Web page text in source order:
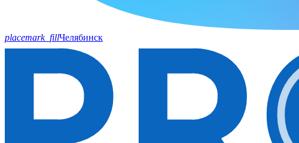
placemark_fillЧелябинск